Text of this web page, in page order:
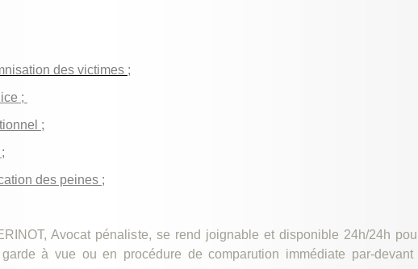
des victimes ;
;
;
des peines ;
Avocat pénaliste, se rend joignable et disponible 24h/24h
à vue ou en procédure de comparution immédiate par-devant